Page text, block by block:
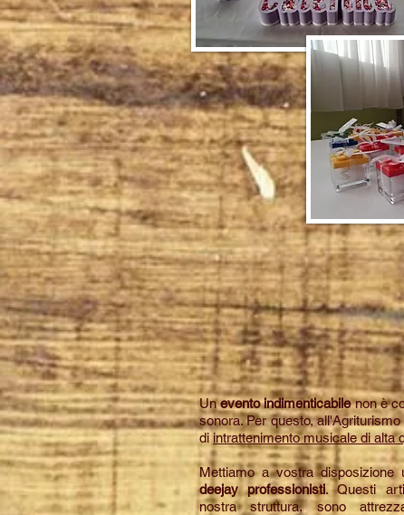
Unevento indimenticabilenon è
sonora. Per questo,
di intrattenimento musicale di alta
Mettiamo a vostra
deejay professionisti. Questi
nostra struttura, sono